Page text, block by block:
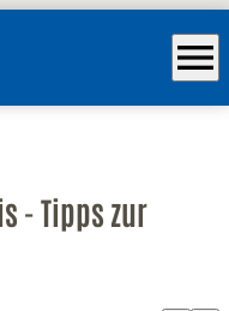
menu
- Tipps zur